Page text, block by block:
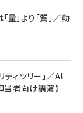
涼介]
インチ) 対応
HD | 手軽にスト
240W 結束バン
MacBook
イトブラック)
」より「質」／動
ィツリー」／AI
当者向け講演】